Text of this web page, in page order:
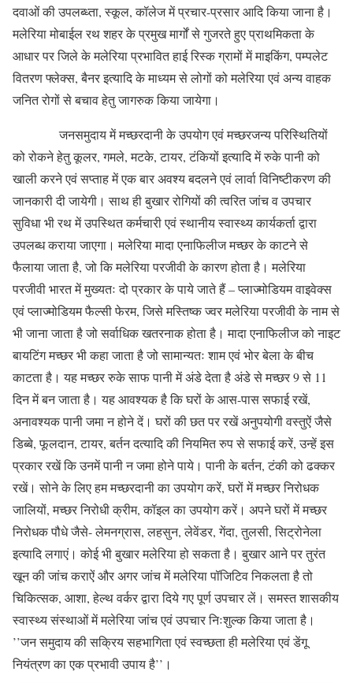
दवाओं की उपलब्ध्ता, स्कूल, कॉलेज में प्रचार-प्रसार आदि किया जाना है।
मलेरिया मोबाईल रथ शहर के प्रमुख मार्गों से गुजरते हुए प्राथमिकता के
आधार पर जिले के मलेरिया प्रभावित हाई रिस्क ग्रामों में माइकिंग, पम्पलेट
वितरण फ्लेक्स, बैनर इत्यादि के माध्यम से लोगों को मलेरिया एवं अन्य वाहक
जनित रोगों से बचाव हेतु जागरुक किया जायेगा।
जनसमुदाय में मच्छरदानी के उपयोग एवं मच्छरजन्य परिस्थितियों
को रोकने हेतु कूलर, गमले, मटके, टायर, टंकियों इत्यादि में रुके पानी को
खाली करने एवं सप्ताह में एक बार अवश्य बदलने एवं लार्वा विनिष्टीकरण की
जानकारी दी जायेगी। साथ ही बुखार रोगियों की त्वरित जांच व उपचार
सुविधा भी रथ में उपस्थित कर्मचारी एवं स्थानीय स्वास्थ्य कार्यकर्ता द्वारा
उपलब्ध कराया जाएगा। मलेरिया मादा एनाफिलीज मच्छर के काटने से
फैलाया जाता है, जो कि मलेरिया परजीवी के कारण होता है। मलेरिया
परजीवी भारत में मुख्यतः दो प्रकार के पाये जाते हैं – प्लाज्मोडियम वाइवेक्स
एवं प्लाज्मोडियम फैल्सी फेरम, जिसे मस्तिष्क ज्वर मलेरिया परजीवी के नाम से
भी जाना जाता है जो सर्वाधिक खतरनाक होता है। मादा एनाफिलीज को नाइट
बायटिंग मच्छर भी कहा जाता है जो सामान्यतः शाम एवं भोर बेला के बीच
काटता है। यह मच्छर रुके साफ पानी में अंडे देता है अंडे से मच्छर 9 से 11
दिन में बन जाता है। यह आवश्यक है कि घरों के आस-पास सफाई रखें,
अनावश्यक पानी जमा न होने दें। घरों की छत पर रखें अनुपयोगी वस्तुऐं जैसे
डिब्बे, फूलदान, टायर, बर्तन दत्यादि की नियमित रुप से सफाई करें, उन्हें इस
प्रकार रखें कि उनमें पानी न जमा होने पाये। पानी के बर्तन, टंकी को ढक्कर
रखें। सोने के लिए हम मच्छरदानी का उपयोग करें, घरों में मच्छर निरोधक
जालियों, मच्छर निरोधी क्रीम, कॉइल का उपयोग करें। अपने घरों में मच्छर
निरोधक पौधे जैसे- लेमनग्रास, लहसुन, लेवेंडर, गेंदा, तुलसी, सिट्रोनेला
इत्यादि लगाएं। कोई भी बुखार मलेरिया हो सकता है। बुखार आने पर तुरंत
खून की जांच कराऐं और अगर जांच में मलेरिया पॉजिटिव निकलता है तो
चिकित्सक, आशा, हेल्थ वर्कर द्वारा दिये गए पूर्ण उपचार लें। समस्त शासकीय
स्वास्थ्य संस्थाओं में मलेरिया जांच एवं उपचार निःशुल्क किया जाता है।
’’जन समुदाय की सक्रिय सहभागिता एवं स्वच्छता ही मलेरिया एवं डेंगू
नियंत्रण का एक प्रभावी उपाय है’’।